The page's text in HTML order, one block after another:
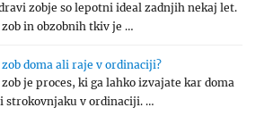
zobje so lepotni ideal zadnjih nekaj let.
in obzobnih tkiv je …
doma ali raje v ordinaciji?
je proces, ki ga lahko izvajate kar doma
strokovnjaku v ordinaciji. …